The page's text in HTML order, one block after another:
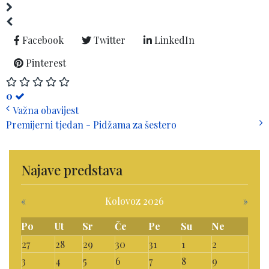
Facebook Twitter
LinkedIn
Pinterest
0
Važna obavijest
Premijerni tjedan - Pidžama za šestero
Najave predstava
« Kolovoz 2026
»
Po
Ut Sr Če Pe Su
Ne
27
28 29 30 31 1
2
3
4 5 6 7 8 9